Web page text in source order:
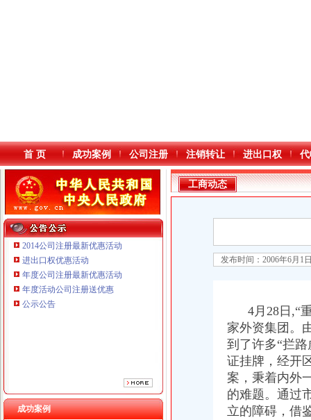
本站导航
首 页 成功案例 公司注册 注销转让 进出口权
2014公司注册最新优惠活动
进出口权优惠活动
年度公司注册最新优惠活动
年度活动公司注册送优惠
公示公告
成功案例
工商动态
发布时间：2006年6月1
4月28日,“重
家外资集团。
到了许多“拦
证挂牌，经开
案，秉着内外
的难题。通过
立的障碍，借